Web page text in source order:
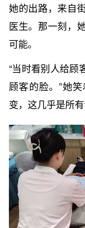
她的出路，来自
医生。那一刻，
可能。
“当时看别人给顾
顾客的脸。”她
变，这几乎是所